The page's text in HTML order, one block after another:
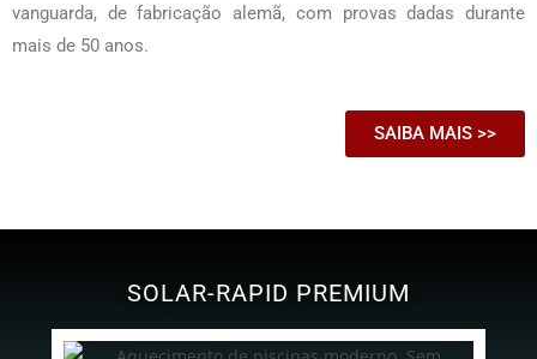
vanguarda, de fabricação alemã, com provas dadas durante
mais de 50 anos.
SAIBA MAIS >>
SOLAR-RAPID PREMIUM